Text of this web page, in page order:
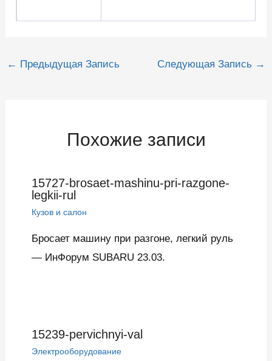
Навигация
← Предыдущая Запись Следующая Запись →
Похожие записи
15727-brosaet-mashinu-pri-razgone-
legkii-rul
Кузов и салон
Бросает машину при разгоне, легкий руль
— ИнФорум SUBARU 23.03.
15239-pervichnyi-val
Электрооборудование